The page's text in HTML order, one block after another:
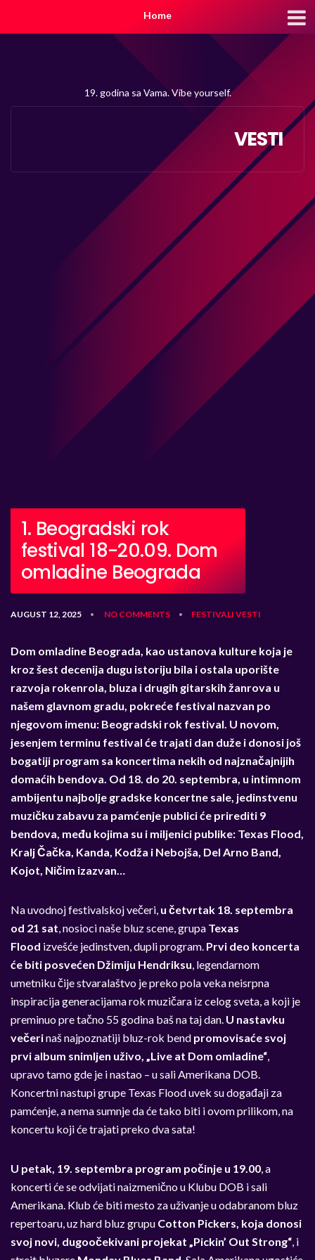
Home
19. godina sa Vama. Vibe yourself.
VESTI
1. Beogradski rok
festival 18-20.09. Dom
omladine Beograda
AUGUST 12, 2025 • NO COMMENTS • FESTIVALI VESTI
Dom omladine Beograda, kao ustanova kulture koja je
kroz šest decenija dugu istoriju bila i ostala uporište
razvoja rokenrola, bluza i drugih gitarskih žanrova u
našem glavnom gradu, pokreće festival nazvan po
njegovom imenu: Beogradski rok festival. U novom,
jesenjem terminu festival će trajati dan duže i donosi još
bogatiji program sa koncertima nekih od najznačajnijih
domaćih bendova. Od 18. do 20. septembra, u intimnom
ambijentu najbolje gradske koncertne sale, jedinstvenu
muzičku zabavu za pamćenje publici će prirediti 9
bendova, među kojima su i miljenici publike: Texas Flood,
Kralj Čačka, Kanda, Kodža i Nebojša, Del Arno Band,
Kojot, Ničim izazvan…
Na uvodnoj festivalskoj večeri, u četvrtak 18. septembra
od 21 sat, nosioci naše bluz scene, grupa Texas
Flood izvešće jedinstven, dupli program. Prvi deo koncerta
će biti posvećen Džimiju Hendriksu, legendarnom
umetniku čije stvaralaštvo je preko pola veka neisrpna
inspiracija generacijama rok muzičara iz celog sveta, a koji je
preminuo pre tačno 55 godina baš na taj dan. U nastavku
večerinaš najpoznatiji bluz-rok bend promovisaće svoj
prvi album snimljen uživo, „Live at Dom omladine“,
upravo tamo gde je i nastao – u sali Amerikana DOB.
Koncertni nastupi grupe Texas Flooduvek su događaji za
pamćenje, a nema sumnje da će tako biti i ovom prilikom, na
koncertu koji će trajati preko dva sata!
U petak, 19. septembra program počinje u 19.00, a
koncerti će se odvijati naizmenično u Klubu DOB i sali
Amerikana. Klub će biti mesto za uživanje u odabranom bluz
repertoaru, uz hard bluz grupu Cotton Pickers, koja donosi
svoj novi, dugoočekivani projekat „Pickin’ Out Strong“, i